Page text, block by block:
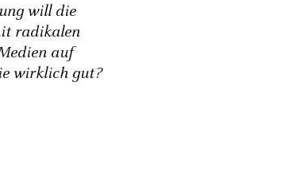
will die
radikalen
auf
wirklich gut?